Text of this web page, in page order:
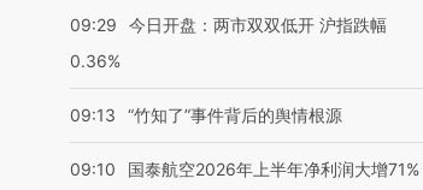
09:29
今日开盘：两市双双低开 沪指跌幅
0.36%
09:13 “竹知了”事件背后的舆情根源
09:10
国泰航空2026年上半年净利润大增71%